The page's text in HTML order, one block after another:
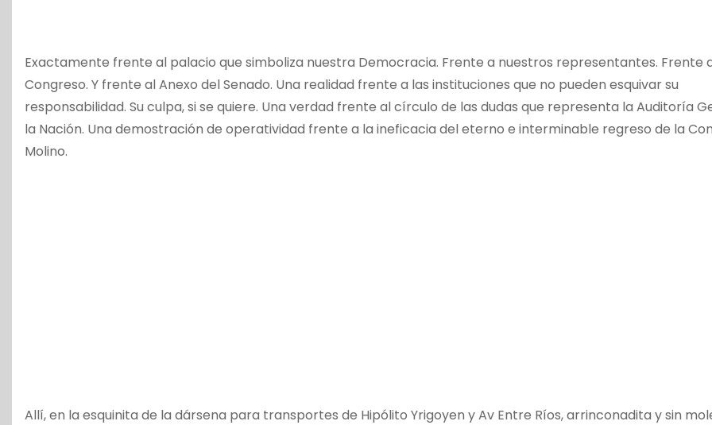
Exactamente frente al palacio que simboliza nuestra Democracia. Frente a nuestros representantes. Frente
Congreso. Y frente al Anexo del Senado. Una realidad frente a las instituciones que no pueden esquivar su
responsabilidad. Su culpa, si se quiere. Una verdad frente al círculo de las dudas que representa la Auditoría
la Nación. Una demostración de operatividad frente a la ineficacia del eterno e interminable regreso de la
Molino.
Allí, en la esquinita de la dársena para transportes de Hipólito Yrigoyen y Av Entre Ríos, arrinconadita y sin